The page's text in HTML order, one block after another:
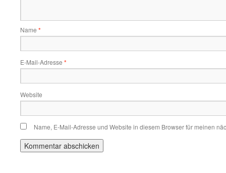
Name *
E-Mail-Adresse *
Website
Name, E-Mail-Adresse und Website in diesem Browser für meinen